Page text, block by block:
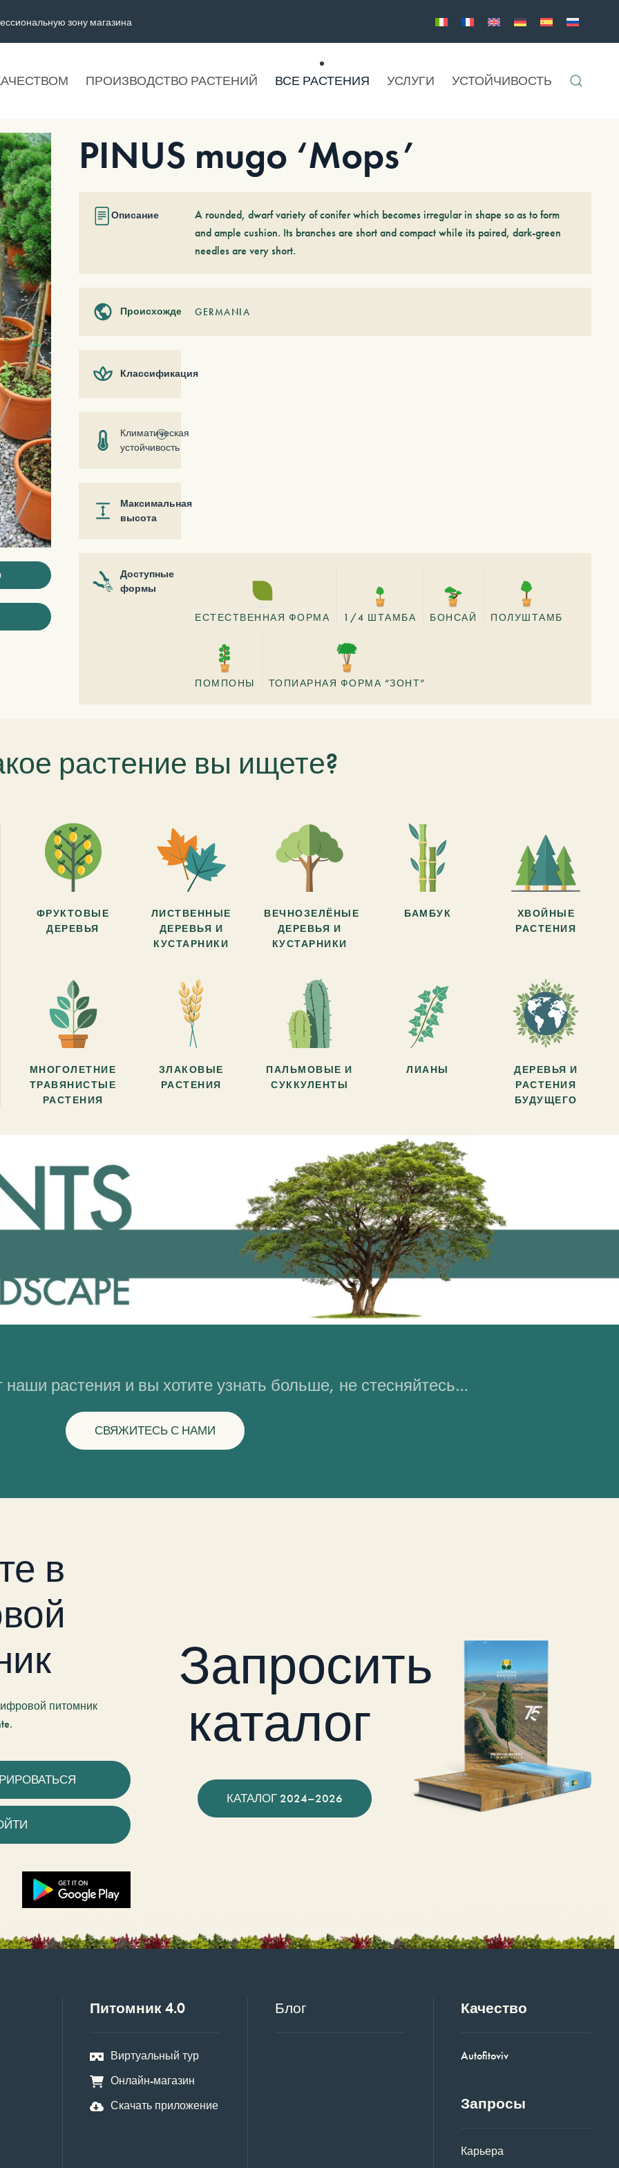
зону магазина
ПРОИЗВОДСТВО РАСТЕНИЙ ВСЕ РАСТЕНИЯ УСЛУГИ УСТОЙЧИВОСТЬ
PINUS mugo ‘Mops’
Описание
A rounded, dwarf variety of conifer which becomes irregular in shape so as to form
and ample cushion. Its branches are short and compact while its paired, dark-green
needles are very short.
ПроисхождениеGERMANIA
Классификация
Климатическая
устойчивость
ⓘ
Максимальная
высота
Доступные
формы
ЕСТЕСТВЕННАЯ ФОРМА 1/4 ШТАМБА БОНСАЙ ПОЛУШТАМБ
ПОМПОНЫ ТОПИАРНАЯ ФОРМА “ЗОНТ”
растение вы ищете?
ФРУКТОВЫЕ
ДЕРЕВЬЯ
ЛИСТВЕННЫЕ
ДЕРЕВЬЯ И
КУСТАРНИКИ
ВЕЧНОЗЕЛЁНЫЕ
ДЕРЕВЬЯ И
КУСТАРНИКИ
БАМБУК
ХВОЙНЫЕ
РАСТЕНИЯ
МНОГОЛЕТНИЕ
ТРАВЯНИСТЫЕ
РАСТЕНИЯ
ЗЛАКОВЫЕ
РАСТЕНИЯ
ПАЛЬМОВЫЕ И
СУККУЛЕНТЫ
ЛИАНЫ
ДЕРЕВЬЯ И
РАСТЕНИЯ
БУДУЩЕГО
растения и вы хотите узнать больше, не стесняйтесь…
СВЯЖИТЕСЬ С НАМИ
в
питомник
Запросить
каталог
КАТАЛОГ 2024–2026
Питомник 4.0
Виртуальный тур
Онлайн-магазин
Скачать приложение
Блог Качество
Autofitoviv
Запросы
Карьера